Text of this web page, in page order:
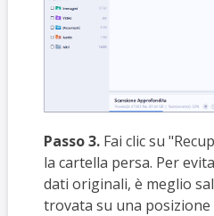
Passo 3.Fai clic su
la cartella persa. Per
dati originali, è meglio
trovata su una posizione